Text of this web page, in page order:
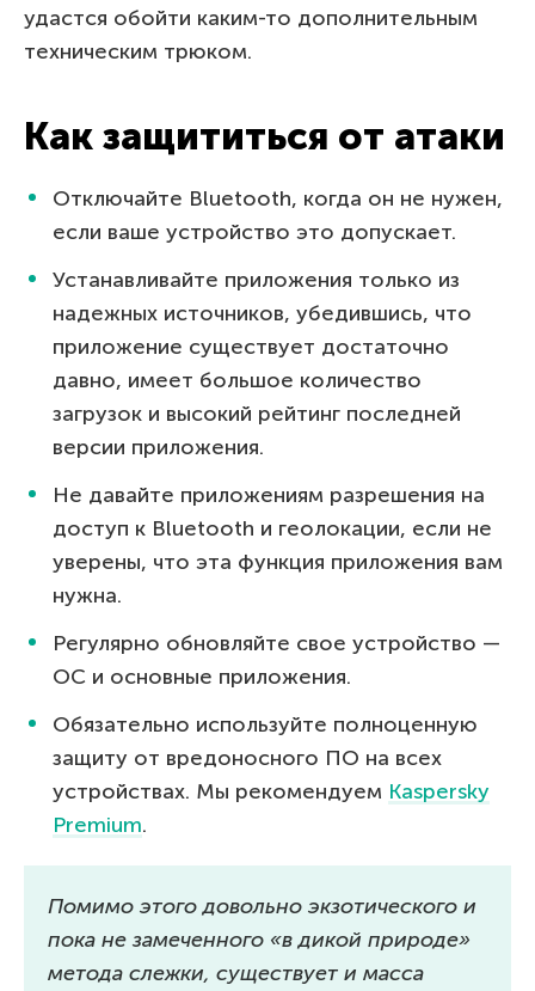
удастся обойти каким-то дополнительным
техническим трюком.
Как защититься от атаки
Отключайте Bluetooth, когда он не нужен,
если ваше устройство это допускает.
Устанавливайте приложения только из
надежных источников, убедившись, что
приложение существует достаточно
давно, имеет большое количество
загрузок и высокий рейтинг последней
версии приложения.
Не давайте приложениям разрешения на
доступ к Bluetooth и геолокации, если не
уверены, что эта функция приложения вам
нужна.
Регулярно обновляйте свое устройство —
ОС и основные приложения.
Обязательно используйте полноценную
защиту от вредоносного ПО на всех
устройствах. Мы рекомендуем Kaspersky
Premium.
Помимо этого довольно экзотического и
пока не замеченного «в дикой природе»
метода слежки, существует и масса